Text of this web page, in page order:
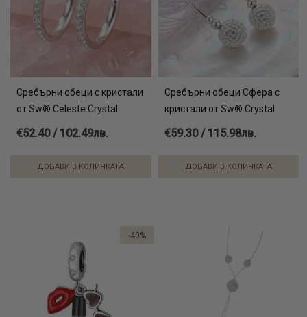
Сребърни обеци с кристали
от Sw® Celeste Crystal
€52.40 / 102.49лв.
ДОБАВИ В КОЛИЧКАТА
Сребърни обеци Сфера с
кристали от Sw® Crystal
€59.30 / 115.98лв.
ДОБАВИ В КОЛИЧКАТА
-40%